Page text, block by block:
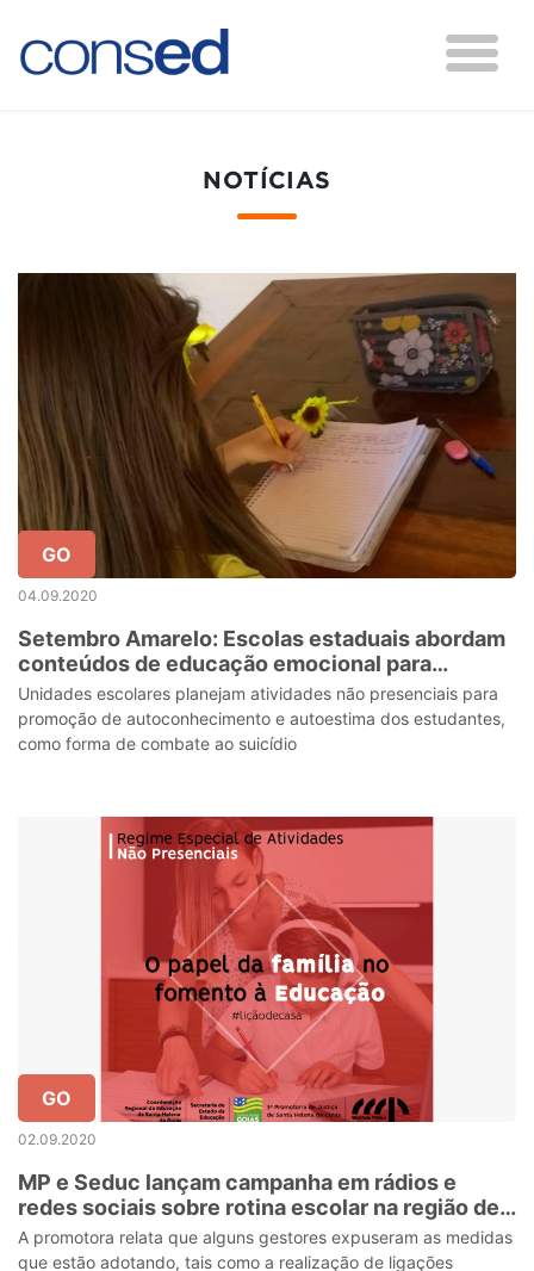
NOTÍCIAS
GO
04.09.2020
Setembro Amarelo: Escolas estaduais abordam
conteúdos de educação emocional para
valorização da vida
Unidades escolares planejam atividades não presenciais para
promoção de autoconhecimento e autoestima dos estudantes,
como forma de combate ao suicídio
GO
02.09.2020
MP e Seduc lançam campanha em rádios e
redes sociais sobre rotina escolar na região de
Santa Helena
A promotora relata que alguns gestores expuseram as medidas
que estão adotando, tais como a realização de ligações